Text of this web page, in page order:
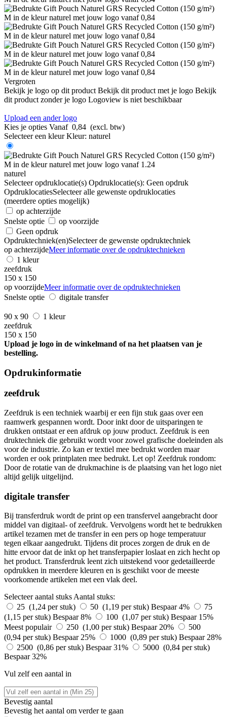
Vergroten
Bekijk je logo op dit product Bekijk dit product met je logo Bekijk
dit product zonder je logo Logoview is niet beschikbaar
Upload een ander logo
Kies je opties Vanaf 0,84 (excl. btw)
Selecteer een kleur Kleur: naturel
naturel
Selecteer opdruklocatie(s) Opdruklocatie(s): Geen opdruk
OpdruklocatiesSelecteer alle gewenste opdruklocaties
(meerdere opties mogelijk)
op achterzijde
Snelste optie
op voorzijde
Geen opdruk
Opdruktechniek(en)Selecteer de gewenste opdruktechniek
op achterzijdeMeer informatie over de opdruktechnieken
1 kleur
zeefdruk
150 x 150
op voorzijdeMeer informatie over de opdruktechnieken
Snelste optie
digitale transfer
90 x 90
1 kleur
zeefdruk
150 x 150
Upload je logo in de winkelmand of na het plaatsen van je
bestelling.
Opdrukinformatie
zeefdruk
Zeefdruk is een techniek waarbij er een fijn stuk gaas over een
raamwerk gespannen wordt. Door inkt door de uitsparingen te
drukken ontstaat er een afdruk op jouw product. Zeefdruk is een
druktechniek die gebruikt wordt voor zowel grafische doeleinden als
voor de industrie. Zo kan er textiel mee bedrukt worden maar
worden er ook printplaten mee bedrukt. Let op! Zeefdruk rondom:
Door de rotatie van de drukmachine is de plaatsing van het logo niet
altijd gelijk uitgelijnd.
digitale transfer
Bij transferdruk wordt de print op een transfervel aangebracht door
middel van digitaal- of zeefdruk. Vervolgens wordt het te bedrukken
artikel tezamen met de transfer in een pers op hoge temperatuur
tegen elkaar aangedrukt. Tijdens dit proces zorgen de druk en de
hitte ervoor dat de inkt op het transferpapier loslaat en zich hecht op
het product. Transferdruk leent zich uitstekend voor gedetailleerde
opdrukken in meerdere kleuren en is geschikt voor de meeste
voorkomende artikelen met een vlak deel.
Selecteer aantal stuksAantal stuks:
25 (1,24 per stuk)
50 (1,19 per stuk) Bespaar 4%
75
(1,15 per stuk) Bespaar 8% 100 (1,07 per stuk) Bespaar 15%
Meest populair
250 (1,00 per stuk) Bespaar 20%
500
(0,94 per stuk) Bespaar 25% 1000 (0,89 per stuk) Bespaar 28%
2500 (0,86 per stuk) Bespaar 31%
5000 (0,84 per stuk)
Bespaar 32%
Vul zelf een aantal in
Bevestig aantal
Bevestig het aantal om verder te gaan